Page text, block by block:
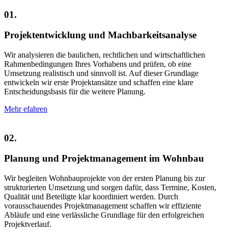
01.
Projektentwicklung und Machbarkeitsanalyse
Wir analysieren die baulichen, rechtlichen und wirtschaftlichen
Rahmenbedingungen Ihres Vorhabens und prüfen, ob eine
Umsetzung realistisch und sinnvoll ist. Auf dieser Grundlage
entwickeln wir erste Projektansätze und schaffen eine klare
Entscheidungsbasis für die weitere Planung.
Mehr efahren
02.
Planung und Projektmanagement im Wohnbau
Wir begleiten Wohnbauprojekte von der ersten Planung bis zur
strukturierten Umsetzung und sorgen dafür, dass Termine, Kosten,
Qualität und Beteiligte klar koordiniert werden. Durch
vorausschauendes Projektmanagement schaffen wir effiziente
Abläufe und eine verlässliche Grundlage für den erfolgreichen
Projektverlauf.